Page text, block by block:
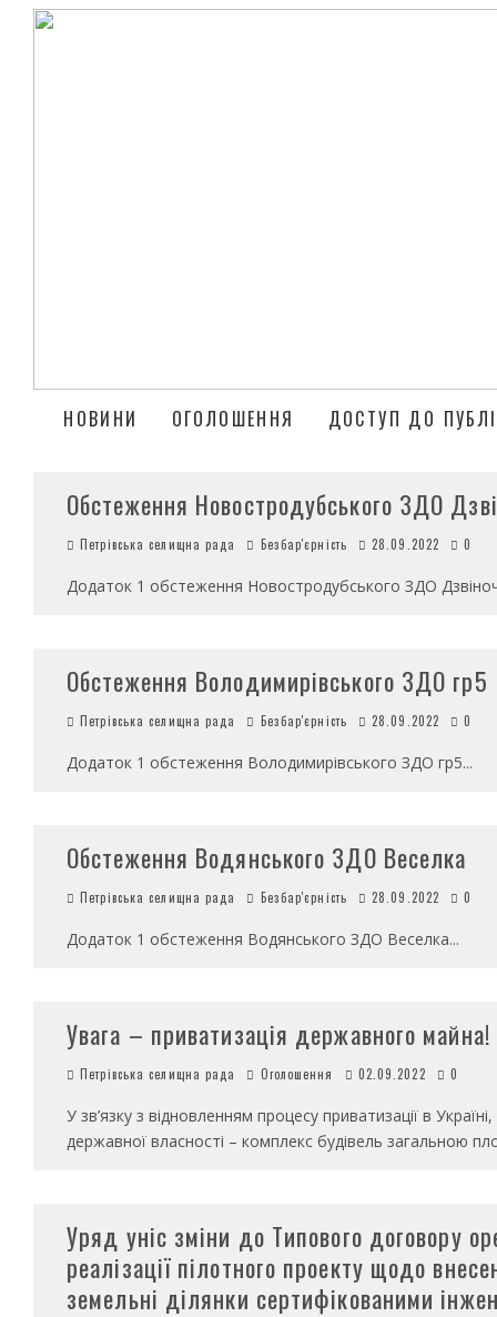
НОВИНИ ОГОЛОШЕННЯ ДОСТУП ДО
Обстеження Новостродубського ЗДО
Петрівська селищна рада Безбар'єрність 28.09.2022 0
Додаток 1 обстеження Новостродубського ЗДО
Обстеження Володимирівського ЗДО гр5
Петрівська селищна рада Безбар'єрність 28.09.2022 0
Додаток 1 обстеження Володимирівського ЗДО гр5...
Обстеження Водянського ЗДО Веселка
Петрівська селищна рада Безбар'єрність 28.09.2022 0
Додаток 1 обстеження Водянського ЗДО Веселка...
Увага – приватизація державного майна!
Петрівська селищна рада Оголошення 02.09.2022 0
У зв’язку з відновленням процесу приватизації в
державної власності – комплекс будівель загальною
Уряд уніс зміни до Типового договору
реалізації пілотного проекту щодо
земельні ділянки сертифікованими